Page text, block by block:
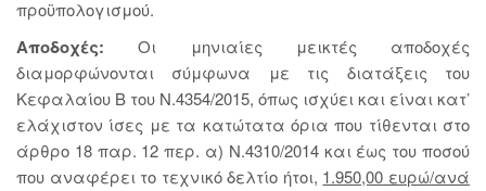
προϋπολογισμού.
Αποδοχές:Οι μηνιαίες μεικτές αποδοχές
διαμορφώνονται σύμφωνα με τις διατάξεις του
Κεφαλαίου Β του Ν.4354/2015, όπως ισχύει και είναι κατ’
ελάχιστον ίσες με τα κατώτατα όρια που τίθενται στο
άρθρο 18 παρ. 12 περ. α) Ν.4310/2014 και έως του ποσού
που αναφέρει το τεχνικό δελτίο ήτοι, 1.950,00 ευρώ/ανά